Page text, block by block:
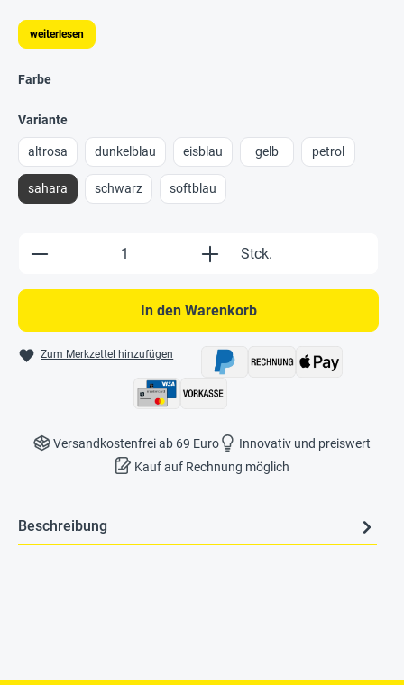
weiterlesen
Farbe
Variante
altrosa dunkelblau eisblau gelb petrol
sahara schwarz softblau
Produkt Anzahl: Gib den gewünschten
Stck.
In den Warenkorb
Zum Merkzettel hinzufügen
Versandkostenfrei ab 69 Euro
Innovativ und preiswert
Kauf auf Rechnung möglich
Beschreibung